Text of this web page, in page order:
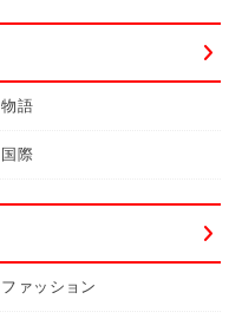
物語
国際
ファッション